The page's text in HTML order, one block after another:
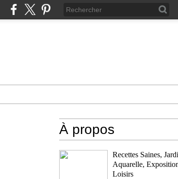
À propos
Recettes Saines,
Aquarelle,
Loisirs